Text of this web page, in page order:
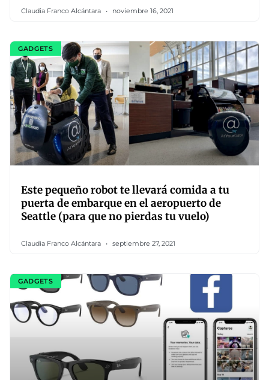
Claudia Franco Alcántara noviembre 16, 2021
GADGETS
Este pequeño robot te llevará comida a tu
puerta de embarque en el aeropuerto de
Seattle (para que no pierdas tu vuelo)
Claudia Franco Alcántara septiembre 27, 2021
GADGETS